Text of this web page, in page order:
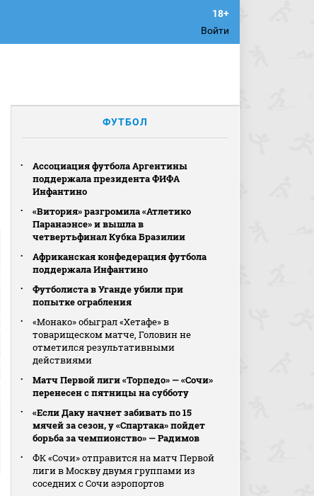
Войти
ФУТБОЛ
Ассоциация футбола Аргентины
поддержала президента ФИФА
Инфантино
«Витория» разгромила «Атлетико
Паранаэнсе» и вышла в
четвертьфинал Кубка Бразилии
Африканская конфедерация футбола
поддержала Инфантино
Футболиста в Уганде убили при
попытке ограбления
«Монако» обыграл «Хетафе» в
товарищеском матче, Головин не
отметился результативными
действиями
Матч Первой лиги «Торпедо» — «Сочи»
перенесен с пятницы на субботу
«Если Даку начнет забивать по 15
мячей за сезон, у «Спартака» пойдет
борьба за чемпионство» — Радимов
ФК «Сочи» отправится на матч Первой
лиги в Москву двумя группами из
соседних с Сочи аэропортов